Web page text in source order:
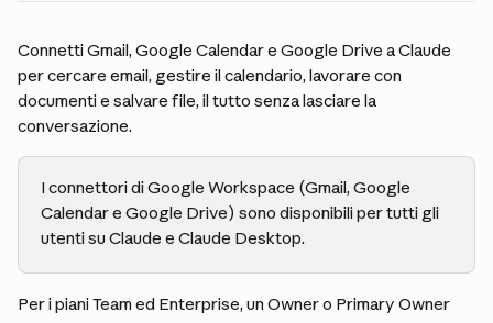
Connetti Gmail, Google Calendar e Google Drive a Claude
per cercare email, gestire il calendario, lavorare con
documenti e salvare file, il tutto senza lasciare la
conversazione.
I connettori di Google Workspace (Gmail, Google
Calendar e Google Drive) sono disponibili per tutti gli
utenti su Claude e Claude Desktop.
Per i piani Team ed Enterprise, un Owner o Primary Owner